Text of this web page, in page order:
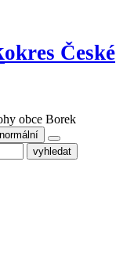
okres České
normální